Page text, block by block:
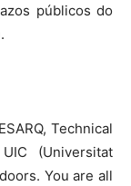
públicos do
Technical
(Universitat
You are all